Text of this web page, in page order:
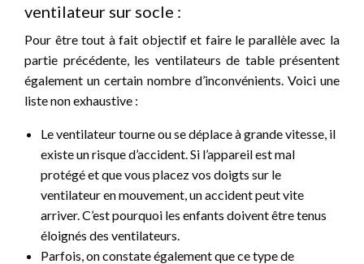
ventilateur sur socle :
Pour être tout à fait objectif et faire le parallèle avec la
partie précédente, les ventilateurs de table présentent
également un certain nombre d’inconvénients. Voici une
liste non exhaustive :
Le ventilateur tourne ou se déplace à grande vitesse, il
existe un risque d’accident. Si l’appareil est mal
protégé et que vous placez vos doigts sur le
ventilateur en mouvement, un accident peut vite
arriver. C’est pourquoi les enfants doivent être tenus
éloignés des ventilateurs.
Parfois, on constate également que ce type de